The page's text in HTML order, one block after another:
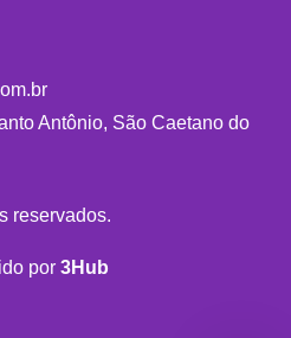
Antônio, São Caetano do
reservados.
por 3Hub